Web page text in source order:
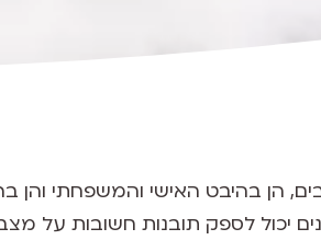
הן בהיבט האישי והמשפחתי והן
יכול לספק תובנות חשובות על